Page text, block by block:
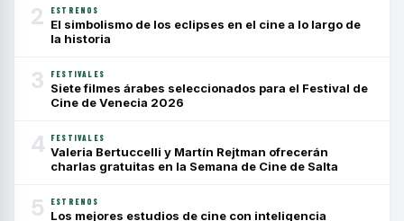
2 ESTRENOS
El simbolismo de los eclipses en el cine a lo largo de
la historia
3 FESTIVALES
Siete filmes árabes seleccionados para el Festival de
Cine de Venecia 2026
4 FESTIVALES
Valeria Bertuccelli y Martín Rejtman ofrecerán
charlas gratuitas en la Semana de Cine de Salta
5 ESTRENOS
Los mejores estudios de cine con inteligencia